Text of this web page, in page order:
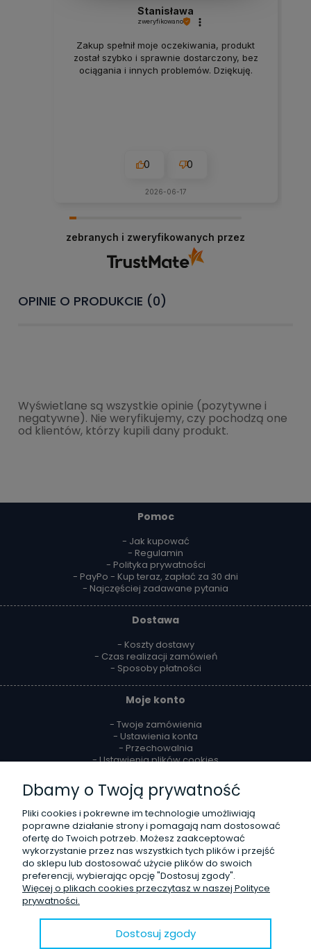
Stanisława
zweryfikowano
Zakup spełnił moje oczekiwania, produkt
został szybko i sprawnie dostarczony, bez
ociągania i innych problemów. Dziękuję.
0 0
2026-06-17
zebranych i zweryfikowanych przez
OPINIE O PRODUKCIE (0)
Wyświetlane są wszystkie opinie (pozytywne i
negatywne). Nie weryfikujemy, czy pochodzą one
od klientów, którzy kupili dany produkt.
Pomoc
- Jak kupować
- Regulamin
- Polityka prywatności
- PayPo - Kup teraz, zapłać za 30 dni
- Najczęściej zadawane pytania
Dostawa
- Koszty dostawy
- Czas realizacji zamówień
- Sposoby płatności
Moje konto
- Twoje zamówienia
- Ustawienia konta
- Przechowalnia
- Ustawienia plików cookies
Reklamacje i zwroty
- Zwroty
- Odstąpienie od umowy
- Reklamacje
O firmie
- Kontakt
- Opinie Trustmate
- Blog
Dbamy o Twoją prywatność
Pliki cookies i pokrewne im technologie umożliwiają
poprawne działanie strony i pomagają nam dostosować
ofertę do Twoich potrzeb. Możesz zaakceptować
wykorzystanie przez nas wszystkich tych plików i przejść
do sklepu lub dostosować użycie plików do swoich
preferencji, wybierając opcję "Dostosuj zgody".
Więcej o plikach cookies przeczytasz w naszej Polityce
prywatności.
Dostosuj zgody